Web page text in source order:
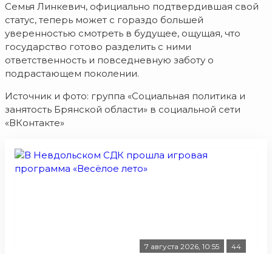
Семья Линкевич, официально подтвердившая свой
статус, теперь может с гораздо большей
уверенностью смотреть в будущее, ощущая, что
государство готово разделить с ними
ответственность и повседневную заботу о
подрастающем поколении.
Источник и фото: группа «Социальная политика и
занятость Брянской области» в социальной сети
«ВКонтакте»
7 августа 2026, 10:55 44